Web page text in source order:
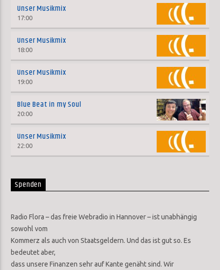
Unser Musikmix
17:00
Unser Musikmix
18:00
Unser Musikmix
19:00
Blue Beat in my Soul
20:00
Unser Musikmix
22:00
Spenden
Radio Flora – das freie Webradio in Hannover – ist unabhängig
sowohl vom
Kommerz als auch von Staatsgeldern. Und das ist gut so. Es
bedeutet aber,
dass unsere Finanzen sehr auf Kante genäht sind. Wir